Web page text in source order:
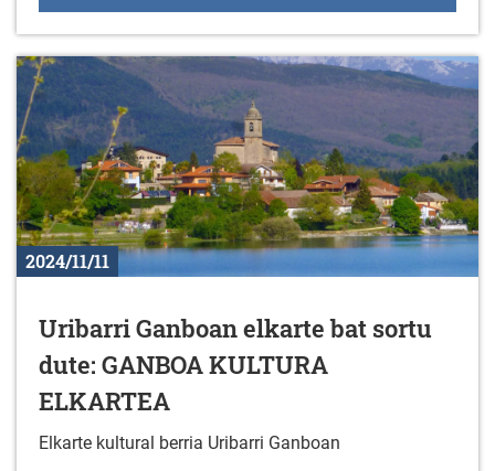
2024/11/11
Uribarri Ganboan elkarte bat sortu
dute: GANBOA KULTURA
ELKARTEA
Elkarte kultural berria Uribarri Ganboan